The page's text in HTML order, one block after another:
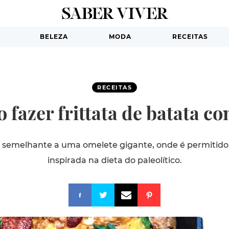
BELEZA MODA RECEITAS
RECEITAS
fazer frittata de batata
a uma omelete gigante, onde é
inspirada na dieta do paleolítico.